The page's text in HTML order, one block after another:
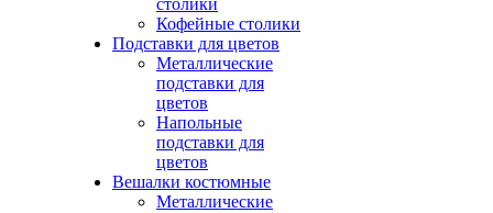
столики
Кофейные столики
Подставки для цветов
Металлические
подставки для
цветов
Напольные
подставки для
цветов
Вешалки костюмные
Металлические